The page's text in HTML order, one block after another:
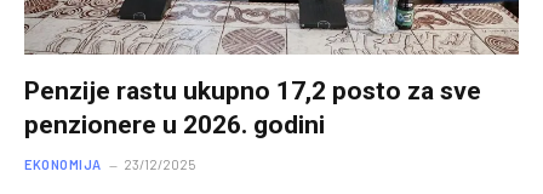
Penzije rastu ukupno 17,2 posto za sve
penzionere u 2026. godini
EKONOMIJA 23/12/2025